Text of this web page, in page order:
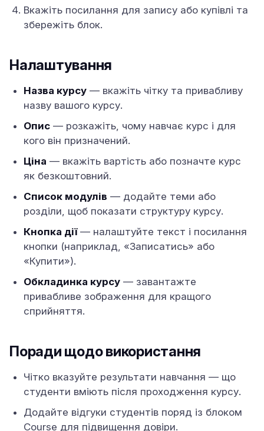
Вкажіть посилання для запису або купівлі та
збережіть блок.
Налаштування
Назва курсу — вкажіть чітку та привабливу
назву вашого курсу.
Опис — розкажіть, чому навчає курс і для
кого він призначений.
Ціна — вкажіть вартість або позначте курс
як безкоштовний.
Список модулів — додайте теми або
розділи, щоб показати структуру курсу.
Кнопка дії— налаштуйте текст і посилання
кнопки (наприклад, «Записатись» або
«Купити»).
Обкладинка курсу — завантажте
привабливе зображення для кращого
сприйняття.
Поради щодо використання
Чітко вказуйте результати навчання — що
студенти вміють після проходження курсу.
Додайте відгуки студентів поряд із блоком
Course для підвищення довіри.